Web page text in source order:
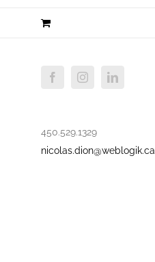
FacebookInstagramLinkedIn
450.529.1329
nicolas.dion@weblogik.ca